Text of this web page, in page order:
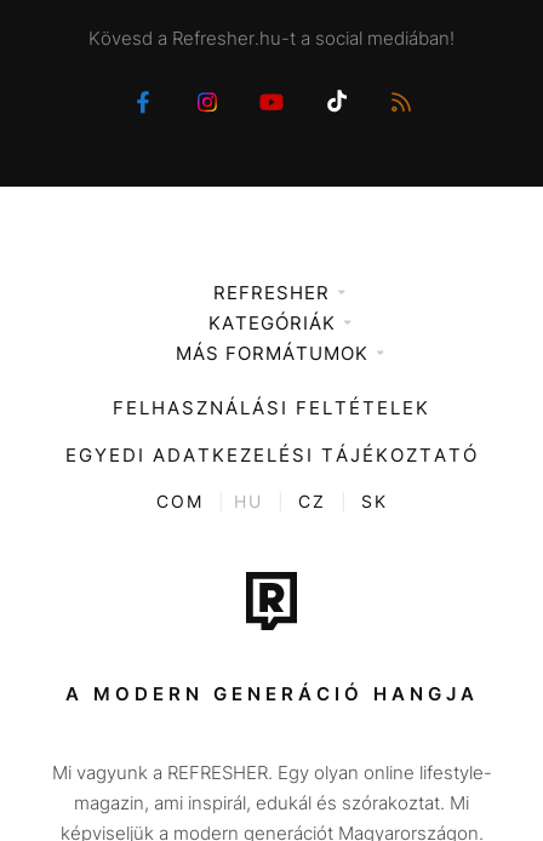
Kövesd a Refresher.hu-t a social mediában!
REFRESHER
Médiaajánlat
KATEGÓRIÁK
Zene
Divat
Kultúra
ENTR
Tech-Tudomány
Sport
Társadalom
Utazás
Életmód
MÁS FORMÁTUMOK
FELHASZNÁLÁSI FELTÉTELEK
EGYEDI ADATKEZELÉSI TÁJÉKOZTATÓ
COM HU CZ SK
A MODERN GENERÁCIÓ HANGJA
Mi vagyunk a REFRESHER. Egy olyan online lifestyle-
magazin, ami inspirál, edukál és szórakoztat. Mi
képviseljük a modern generációt Magyarországon.